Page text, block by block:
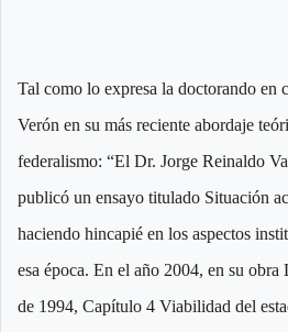
Tal como lo expresa la doctorando en
Verón en su más reciente abordaje
federalismo: “El Dr. Jorge Reinaldo
publicó un ensayo titulado Situación
haciendo hincapié en los aspectos
esa época. En el año 2004, en su
de 1994, Capítulo 4 Viabilidad del